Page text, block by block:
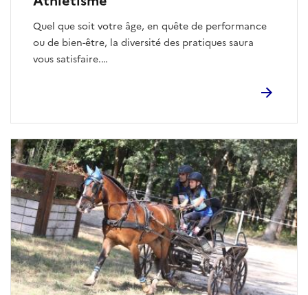
Quel que soit votre âge, en quête de performance
ou de bien-être, la diversité des pratiques saura
vous satisfaire.
Les enfants de 4 à 12 ans pourront découvrir les
bases du 1er sport olympique à travers des activités
ludiques et collectives.
En rejoignant un club, vous trouverez un groupe
pour vous motiver et des coachs pour vous
accompagner.